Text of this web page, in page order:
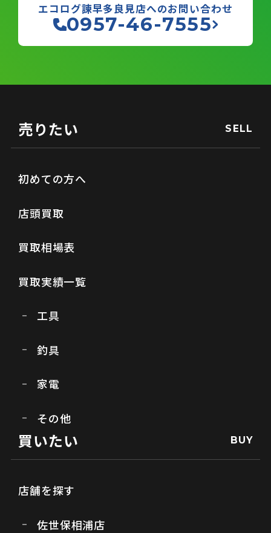
エコログ諫早多良見店へのお問い合わせ
0957-46-7555
売りたい SELL
初めての方へ
店頭買取
買取相場表
買取実績一覧
工具
釣具
家電
その他
買いたい BUY
店舗を探す
佐世保相浦店